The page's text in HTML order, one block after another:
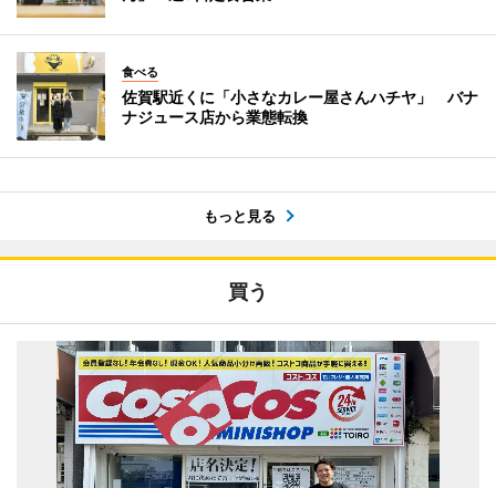
食べる
佐賀駅近くに「小さなカレー屋さんハチヤ」 バナ
ナジュース店から業態転換
もっと見る
買う